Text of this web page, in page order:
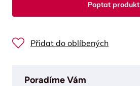
Poptat produkt
Přidat do oblíbených
Poradíme Vám